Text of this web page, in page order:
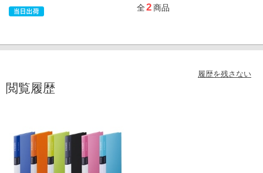
全2商品
履歴を残さない
閲覧履歴